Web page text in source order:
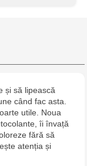
5
29А
39
și să lipească
când fac asta.
utile. Noua
îi învață
fără să
atenția și